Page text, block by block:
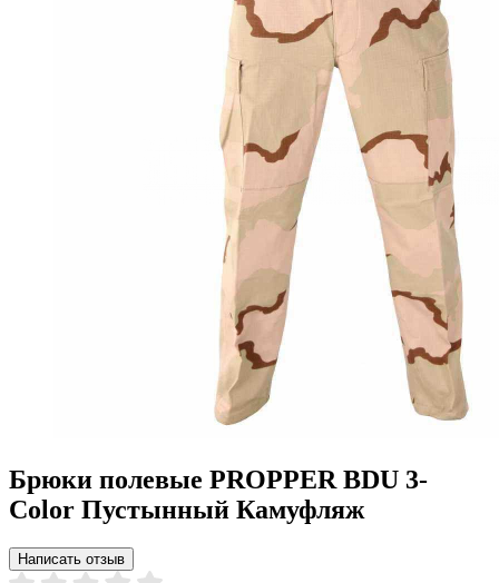
Брюки полевые PROPPER BDU 3-
Color Пустынный Камуфляж
Написать отзыв